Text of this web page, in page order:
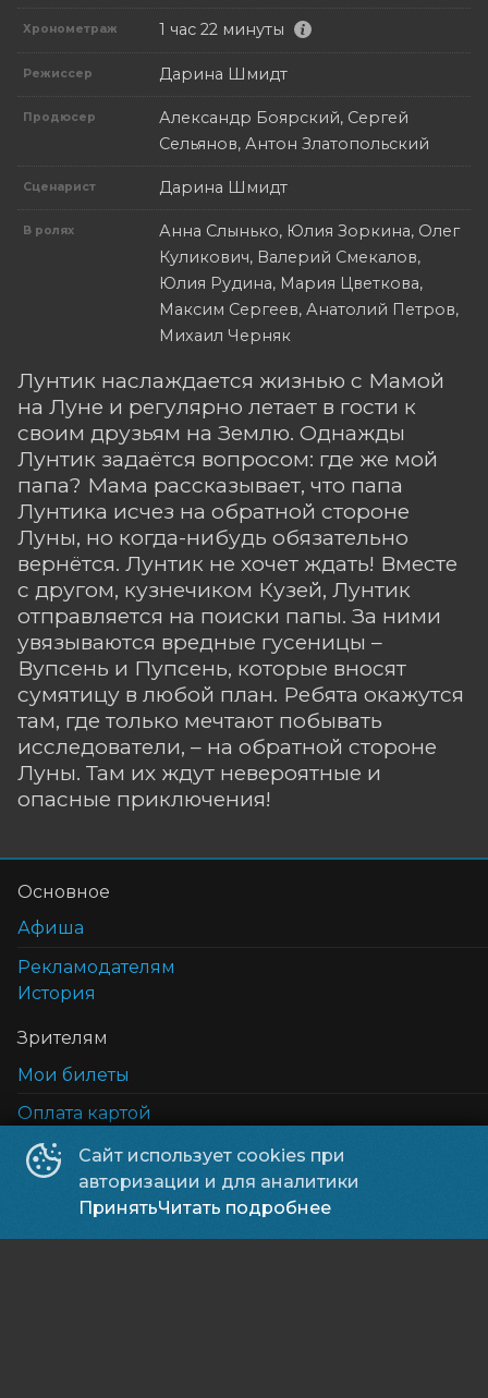
Хронометраж 1 час 22 минуты
Режиссер Дарина Шмидт
Продюсер
Александр Боярский, Сергей
Сельянов, Антон Златопольский
Сценарист Дарина Шмидт
В ролях
Анна Слынько, Юлия Зоркина, Олег
Куликович, Валерий Смекалов,
Юлия Рудина, Мария Цветкова,
Максим Сергеев, Анатолий Петров,
Михаил Черняк
Лунтик наслаждается жизнью с Мамой
на Луне и регулярно летает в гости к
своим друзьям на Землю. Однажды
Лунтик задаётся вопросом: где же мой
папа? Мама рассказывает, что папа
Лунтика исчез на обратной стороне
Луны, но когда-нибудь обязательно
вернётся. Лунтик не хочет ждать! Вместе
с другом, кузнечиком Кузей, Лунтик
отправляется на поиски папы. За ними
увязываются вредные гусеницы –
Вупсень и Пупсень, которые вносят
сумятицу в любой план. Ребята окажутся
там, где только мечтают побывать
исследователи, – на обратной стороне
Луны. Там их ждут невероятные и
опасные приключения!
Сайт использует cookies при
авторизации и для аналитики
ПринятьЧитать подробнее
Основное
Афиша
Рекламодателям
История
Зрителям
Мои билеты
Оплата картой
Возврат билетов
Cертификаты
5D кинотеатр